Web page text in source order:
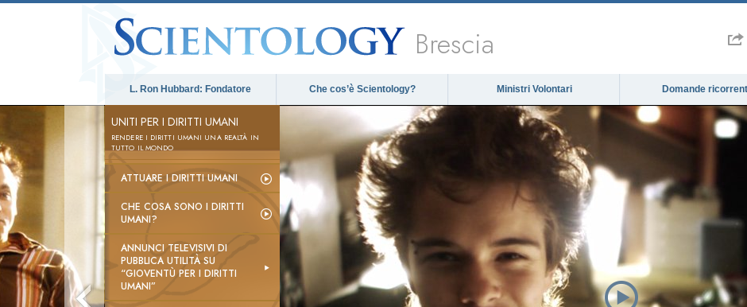
Brescia
L. Ron Hubbard: Fondatore Che cos’è Scientology? Ministri Volontari Domande
UNITI PER I DIRITTI UMANI
RENDERE I DIRITTI UMANI UNA REALTÀ IN
TUTTO IL MONDO
ATTUARE I DIRITTI UMANI
CHE COSA SONO I DIRITTI
UMANI?
ANNUNCI TELEVISIVI DI
PUBBLICA UTILITÀ SU
“GIOVENTÙ PER I DIRITTI
UMANI”